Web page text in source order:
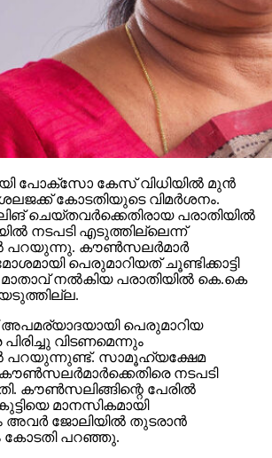
പോക്സോ കേസ് വിധിയില്‍ മുന്‍
കോടതിയുടെ വിമര്‍ശനം.
ചെയ്തവര്‍ക്കെതിരായ പരാതിയില്‍
നടപടി എടുത്തില്ലെന്ന്
പറയുന്നു. കൗണ്‍സലര്‍മാര്‍
പെരുമാറിയത് ചൂണ്ടിക്കാട്ടി
നല്‍കിയ പരാതിയില്‍ കെ.കെ
പെരുമാറിയ
വിടണമെന്നും
പറയുന്നുണ്ട്. സാമൂഹ്യക്ഷേമ
കൗണ്‍സലര്‍മാര്‍ക്കെതിരെ നടപടി
കൗണ്‍സലിങ്ങിന്റെ പേരില്‍
മാനസികമായി
അവര്‍ ജോലിയില്‍ തുടരാന്‍
പറഞ്ഞു.